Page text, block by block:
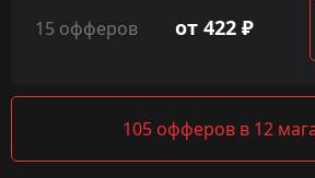
15 офферов от 422 ₽
105 офферов в 12